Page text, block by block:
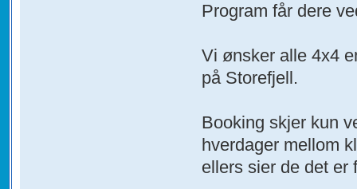
Program får dere
Vi ønsker alle 4x4
på Storefjell.
Booking skjer kun
hverdager mellom
ellers sier de det er